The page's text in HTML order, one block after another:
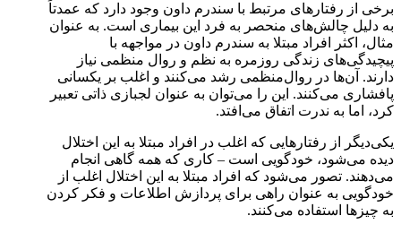
برخی از رفتارهای مرتبط با سندرم داون وجود دارد که عمدتاً
به دلیل چالش‌های منحصر به فرد این بیماری است. به عنوان
مثال، اکثر افراد مبتلا به سندرم داون در مواجهه با
پیچیدگی‌های زندگی روزمره به نظم و روال منظمی نیاز
دارند. آن‌ها در روال‌منظمی رشد می‌کنند و اغلب بر یکسانی
پافشاری می‌کنند. این را می‌توان به عنوان لجبازی ذاتی تعبیر
کرد، اما به ندرت اتفاق می‌افتد.
یکی‌دیگر از رفتارهایی که اغلب در افراد مبتلا به این اختلال
دیده می‌شود، خودگویی است – کاری که همه گاهی انجام
می‌دهند. تصور می‌شود که افراد مبتلا به این اختلال اغلب از
خودگویی به عنوان راهی برای پردازش اطلاعات و فکر کردن
به چیزها استفاده می‌کنند.